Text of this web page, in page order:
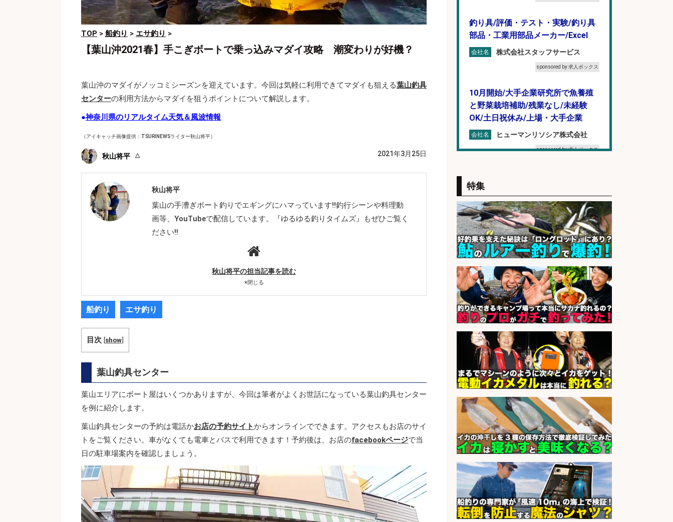
TOP > 船釣り > エサ釣り >
【葉山沖2021春】手こぎボートで乗っ込みマダイ攻略 潮変わりが好機？
葉山沖のマダイがノッコミシーズンを迎えています。今回は気軽に利用できてマダイも狙える葉山釣具
センターの利用方法からマダイを狙うポイントについて解説します。
●神奈川県のリアルタイム天気＆風波情報
（アイキャッチ画像提供：TSURINEWSライター秋山将平）
秋山将平 2021年3月25日
秋山将平
葉山の手漕ぎボート釣りでエギングにハマっています!!釣行シーンや料理動
画等、YouTubeで配信しています。『ゆるゆる釣りタイムズ』もぜひご覧く
ださい!!
秋山将平の担当記事を読む
×閉じる
船釣り エサ釣り
目次 [show]
葉山釣具センター
葉山エリアにボート屋はいくつかありますが、今回は筆者がよくお世話になっている葉山釣具センター
を例に紹介します。
葉山釣具センターの予約は電話かお店の予約サイトからオンラインでできます。アクセスもお店のサイ
トをご覧ください。車がなくても電車とバスで利用できます！予約後は、お店のfacebookページで当
日の駐車場案内を確認しましょう。
釣り具/評価・テスト・実験/釣り具
部品・工業用部品メーカー/Excel
会社名 株式会社スタッフサービス
sponsored by 求人ボックス
10月開始/大手企業研究所で魚養殖
と野菜栽培補助/残業なし/未経験
OK/土日祝休み/上場・大手企業
会社名 ヒューマンリソシア株式会社
sponsored by 求人ボックス
ことができる方/新潟市 東区
会社名
株式会社テクノ・サービス 働く
ナビ
sponsored by 求人ボックス
さかな専門学校の教員 教員免許不
要/水産業界の知識と経験を活かす
会社名
学校法人水野学園日本さかな専
門学校
sponsored by 求人ボックス
調理補助/高時給/工場や飲食店で包
丁使用経験あり・魚をさばける方/
京都市 伏見区
会社名
株式会社テクノ・サービス 働く
ナビ
sponsored by 求人ボックス
魚のパック詰め/未経験OK/資格不
問・未経験OK/諏訪郡 富士見町
株式会社テクノ・サービス 働く
ナビ
sponsored by 求人ボックス
お寿司の製造/高時給/鮮魚業務の実
務経験のある方またはお魚を捌ける
特集